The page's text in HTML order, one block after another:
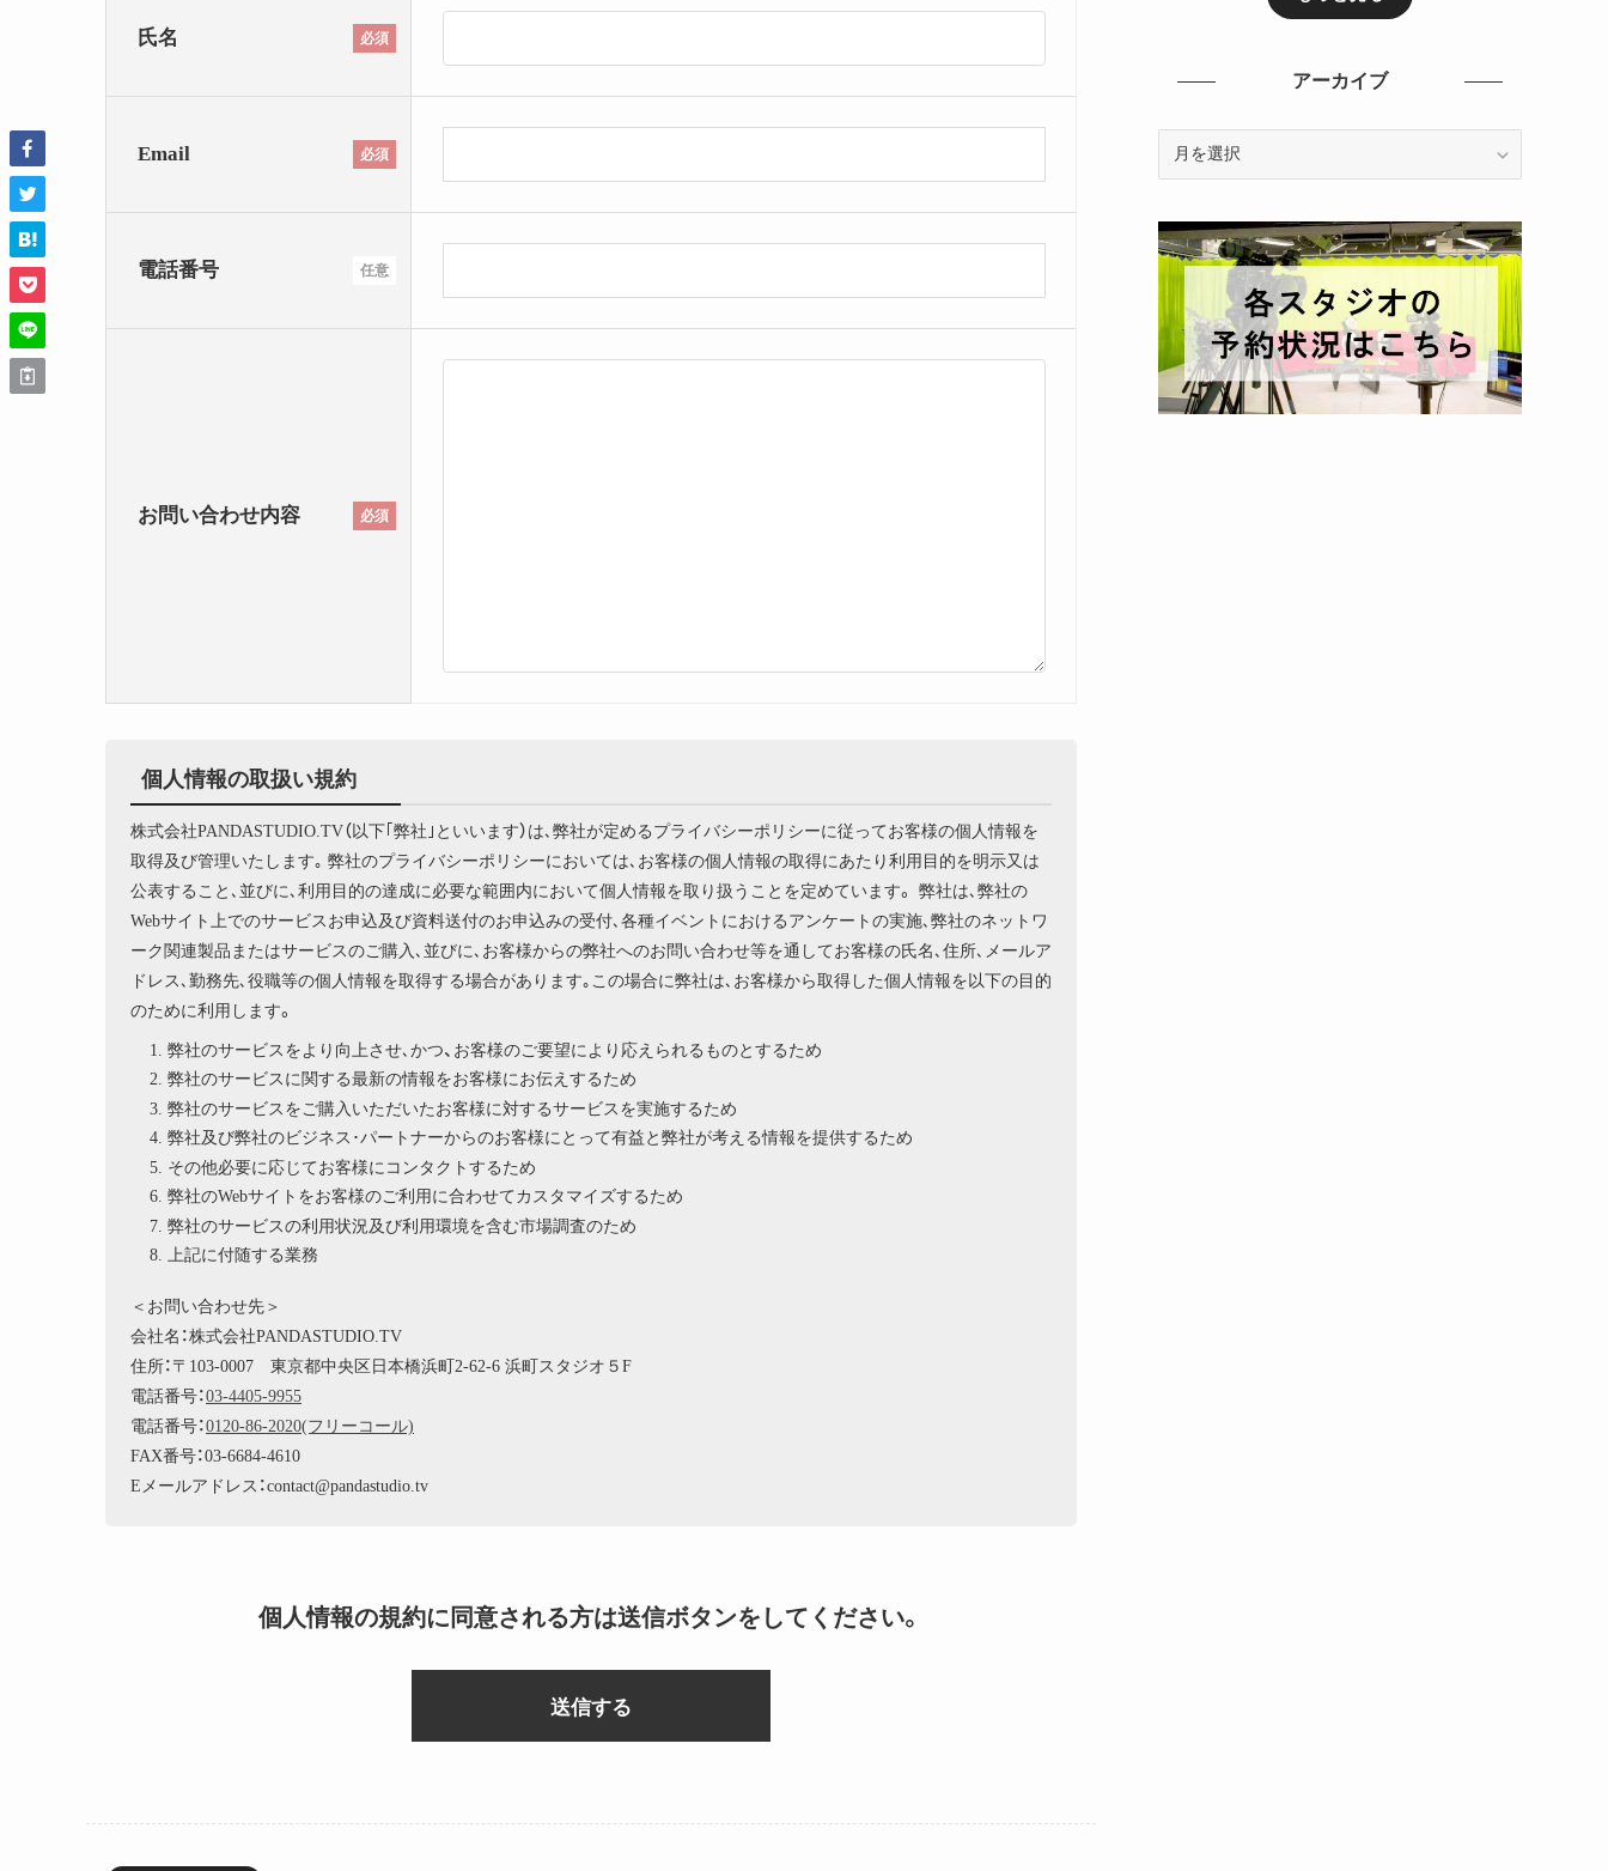
必須
氏名
必須
Email
任意
電話番号
必須
お問い合わせ内容
個人情報の取扱い規約
株式会社PANDASTUDIO.TV（以下｢弊社｣といいます）は､弊社が定めるプライバシーポリシーに従ってお客様の個人情報を
取得及び管理いたします｡ 弊社のプライバシーポリシーにおいては､お客様の個人情報の取得にあたり利用目的を明示又は
公表すること､並びに､利用目的の達成に必要な範囲内において個人情報を取り扱うことを定めています。 弊社は､弊社の
Webサイト上でのサービスお申込及び資料送付のお申込みの受付､各種イベントにおけるアンケートの実施､弊社のネットワ
ーク関連製品またはサービスのご購入､並びに､お客様からの弊社へのお問い合わせ等を通してお客様の氏名､住所､メールア
ドレス､勤務先､役職等の個人情報を取得する場合があります｡この場合に弊社は､お客様から取得した個人情報を以下の目的
のために利用します。
弊社のサービスをより向上させ､かつ、お客様のご要望により応えられるものとするため
弊社のサービスに関する最新の情報をお客様にお伝えするため
弊社のサービスをご購入いただいたお客様に対するサービスを実施するため
弊社及び弊社のビジネス･パートナーからのお客様にとって有益と弊社が考える情報を提供するため
その他必要に応じてお客様にコンタクトするため
弊社のWebサイトをお客様のご利用に合わせてカスタマイズするため
弊社のサービスの利用状況及び利用環境を含む市場調査のため
上記に付随する業務
＜お問い合わせ先＞
会社名：株式会社PANDASTUDIO.TV
住所：〒103-0007 東京都中央区日本橋浜町2-62-6 浜町スタジオ５F
電話番号：03-4405-9955
電話番号：0120-86-2020(フリーコール)
FAX番号：03-6684-4610
Eメールアドレス：contact@pandastudio.tv
個人情報の規約に同意される方は送信ボタンをしてください。
アーカイブ
イ
ブ